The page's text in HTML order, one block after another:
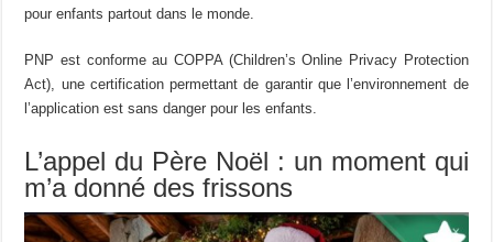
pour enfants partout dans le monde.
PNP est conforme au COPPA (Children’s Online Privacy Protection
Act), une certification permettant de garantir que l’environnement de
l’application est sans danger pour les enfants.
L’appel du Père Noël : un moment qui
m’a donné des frissons